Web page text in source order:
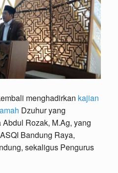
menghadirkan kajian
Dzuhur yang
Rozak, M.Ag, yang
Bandung Raya,
sekaligus Pengurus